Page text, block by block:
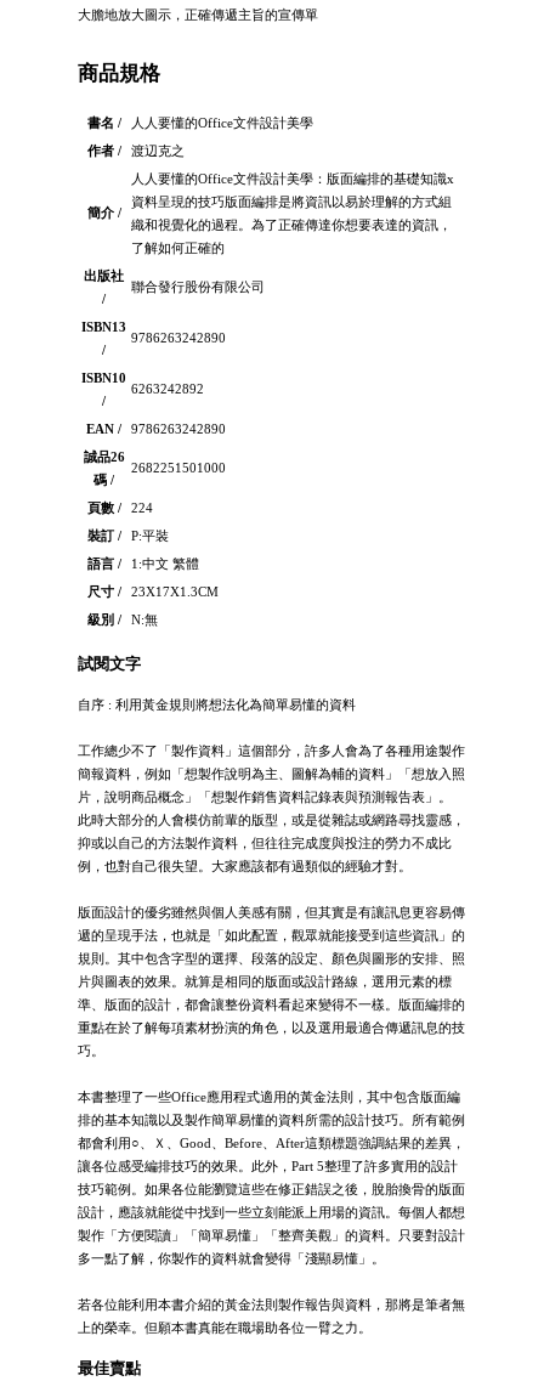
大膽地放大圖示，正確傳遞主旨的宣傳單
商品規格
書名 /
人人要懂的Office文件設計美學
作者 /
渡辺克之
簡介 /
人人要懂的Office文件設計美學：版面編排的基礎知識x
資料呈現的技巧版面編排是將資訊以易於理解的方式組
織和視覺化的過程。為了正確傳達你想要表達的資訊，
了解如何正確的
出版社
/
聯合發行股份有限公司
ISBN13
/
9786263242890
ISBN10
/
6263242892
EAN /
9786263242890
誠品26
碼 /
2682251501000
頁數 /
224
裝訂 /
P:平裝
語言 /
1:中文 繁體
尺寸 /
23X17X1.3CM
級別 /
N:無
試閱文字
自序 : 利用黃金規則將想法化為簡單易懂的資料
工作總少不了「製作資料」這個部分，許多人會為了各種用途製作
簡報資料，例如「想製作說明為主、圖解為輔的資料」「想放入照
片，說明商品概念」「想製作銷售資料記錄表與預測報告表」。
此時大部分的人會模仿前輩的版型，或是從雜誌或網路尋找靈感，
抑或以自己的方法製作資料，但往往完成度與投注的勞力不成比
例，也對自己很失望。大家應該都有過類似的經驗才對。
版面設計的優劣雖然與個人美感有關，但其實是有讓訊息更容易傳
遞的呈現手法，也就是「如此配置，觀眾就能接受到這些資訊」的
規則。其中包含字型的選擇、段落的設定、顏色與圖形的安排、照
片與圖表的效果。就算是相同的版面或設計路線，選用元素的標
準、版面的設計，都會讓整份資料看起來變得不一樣。版面編排的
重點在於了解每項素材扮演的角色，以及選用最適合傳遞訊息的技
巧。
本書整理了一些Office應用程式適用的黃金法則，其中包含版面編
排的基本知識以及製作簡單易懂的資料所需的設計技巧。所有範例
都會利用○、Ｘ、Good、Before、After這類標題強調結果的差異，
讓各位感受編排技巧的效果。此外，Part 5整理了許多實用的設計
技巧範例。如果各位能瀏覽這些在修正錯誤之後，脫胎換骨的版面
設計，應該就能從中找到一些立刻能派上用場的資訊。每個人都想
製作「方便閱讀」「簡單易懂」「整齊美觀」的資料。只要對設計
多一點了解，你製作的資料就會變得「淺顯易懂」。
若各位能利用本書介紹的黃金法則製作報告與資料，那將是筆者無
上的榮幸。但願本書真能在職場助各位一臂之力。
最佳賣點